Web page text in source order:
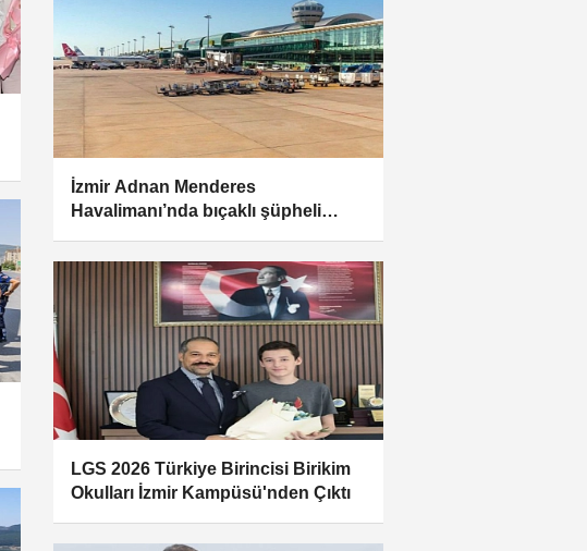
İzmir Adnan Menderes
Havalimanı’nda bıçaklı şüpheli
LGS 2026 Türkiye Birincisi Birikim
Okulları İzmir Kampüsü'nden Çıktı